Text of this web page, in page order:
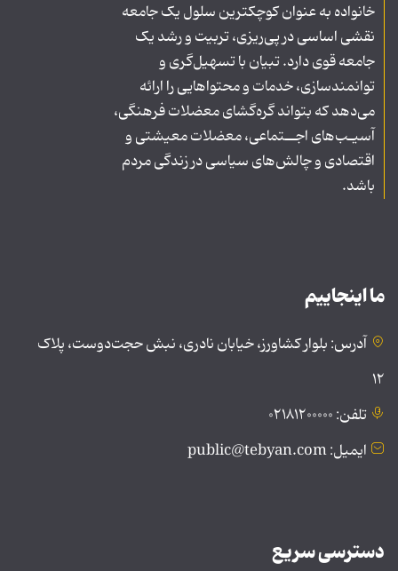
خانواده به عنوان کوچکترین سلول یک جامعه
نقشی اساسی در پی‌ریزی، تربیت و رشد یک
جامعه قوی دارد. تبیان با تسهیل‌گری و
توانمندسازی، خدمات و محتواهایی را ارائه
می‌دهد که بتواند گره‌گشای معضلات فرهنگی،
آسیـب‌های اجــتماعی، معضلات معیشتی و
اقتصادی و چالش‌های سیاسی در زندگی مردم
باشد.
ما اینجاییم
آدرس: بلوار کشاورز، خیابان نادری، نبش حجت‌دوست، پلاک
۱۲
تلفن: ۰۲۱۸۱۲۰۰۰۰۰
ایمیل: public@tebyan.com
دسترسی سریع